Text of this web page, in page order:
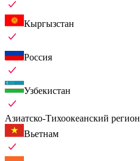
Кыргызстан
Россия
Узбекистан
Азиатско-Тихоокеанский регион
Вьетнам